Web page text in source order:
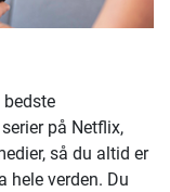
på Netflix,
så du altid er
hele verden. Du